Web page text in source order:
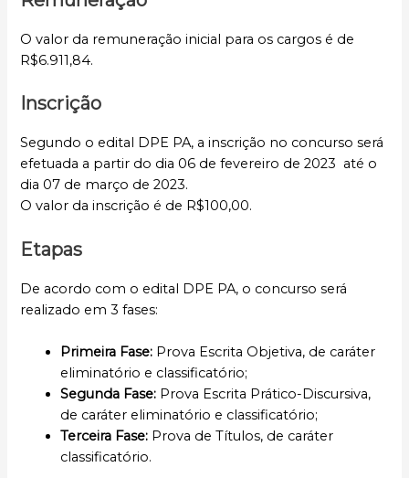
O valor da remuneração inicial para os cargos é de
R$6.911,84.
Inscrição
Segundo o edital DPE PA, a inscrição no concurso será
efetuada a partir do dia 06 de fevereiro de 2023 até o
dia 07 de março de 2023.
O valor da inscrição é de R$100,00.
Etapas
De acordo com o edital DPE PA, o concurso será
realizado em 3 fases:
Primeira Fase: Prova Escrita Objetiva, de caráter
eliminatório e classificatório;
Segunda Fase: Prova Escrita Prático-Discursiva,
de caráter eliminatório e classificatório;
Terceira Fase: Prova de Títulos, de caráter
classificatório.